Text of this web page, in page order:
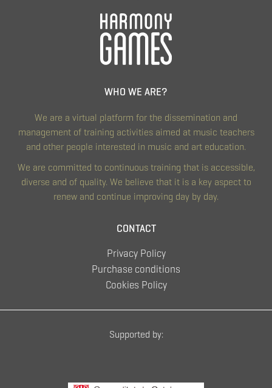
WHO WE ARE?
We are a virtual platform for the dissemination and
management of training activities aimed at music teachers
and other people interested in music and art education.
We are committed to continuous training that is accessible,
diverse and of quality. We believe that it is a key aspect to
renew and continue improving day by day.
CONTACT
Privacy Policy
Purchase conditions
Cookies Policy
Supported by: